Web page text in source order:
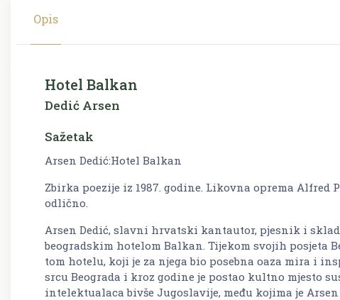
Opis
Hotel Balkan
Dedić Arsen
Sažetak
Arsen Dedić:Hotel Balkan
Zbirka poezije iz 1987. godine. Likovna oprema Alfred
odlično.
Arsen Dedić, slavni hrvatski kantautor, pjesnik i
beogradskim hotelom Balkan. Tijekom svojih posjeta
tom hotelu, koji je za njega bio posebna oaza mira i
srcu Beograda i kroz godine je postao kultno mjesto
intelektualaca bivše Jugoslavije, među kojima je